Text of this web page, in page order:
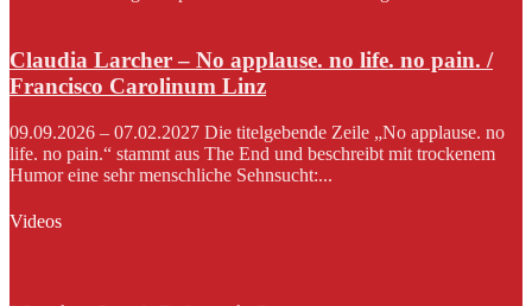
Claudia Larcher – No applause. no life. no pain. /
Francisco Carolinum Linz
09.09.2026 – 07.02.2027 Die titelgebende Zeile „No applause. no
life. no pain.“ stammt aus The End und beschreibt mit trockenem
Humor eine sehr menschliche Sehnsucht:...
Videos